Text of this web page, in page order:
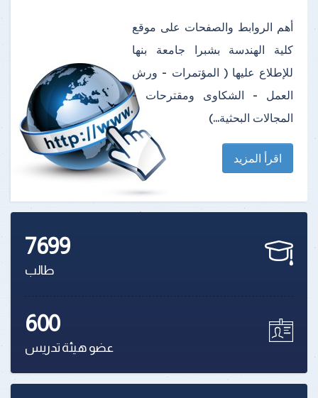
أهم الروابط والصفحات على موقع
كلية الهندسة بشبرا جامعة بنها
للإطلاع عليها ( المؤتمرات - ورش
العمل - الشكاوى ومقترحات -
المجالات البحثية...)
اقرأ المزيد
7699
طالب
600
عضو هيئة تدريس